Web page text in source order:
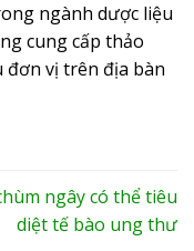
ngành dược liệu
cung cấp thảo
đơn vị trên địa bàn
ngây có thể tiêu
diệt tế bào ung thư